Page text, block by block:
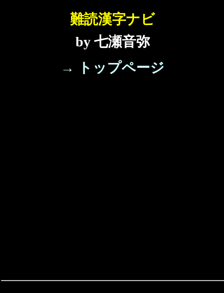
難読漢字ナビ
by 七瀬音弥
→ トップページ